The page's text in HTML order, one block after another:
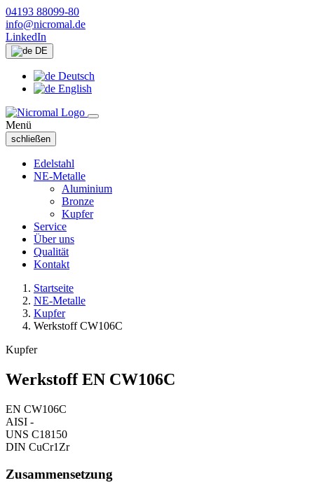
04193 88099-80
info@nicromal.de
LinkedIn
DE
Deutsch
English
Menü
schließen
Edelstahl
NE-Metalle
Aluminium
Bronze
Kupfer
Service
Über uns
Qualität
Kontakt
Startseite
NE-Metalle
Kupfer
Werkstoff CW106C
Kupfer
Werkstoff EN CW106C
EN CW106C
AISI -
UNS C18150
DIN CuCr1Zr
Zusammensetzung